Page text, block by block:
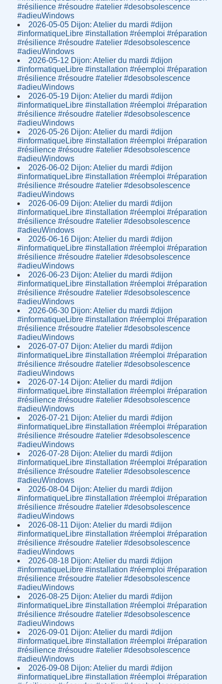
#résilience #résoudre #atelier #desobsolescence
#adieuWindows
2026-05-05 Dijon: Atelier du mardi #dijon
#informatiqueLibre #installation #réemploi #réparation
#résilience #résoudre #atelier #desobsolescence
#adieuWindows
2026-05-12 Dijon: Atelier du mardi #dijon
#informatiqueLibre #installation #réemploi #réparation
#résilience #résoudre #atelier #desobsolescence
#adieuWindows
2026-05-19 Dijon: Atelier du mardi #dijon
#informatiqueLibre #installation #réemploi #réparation
#résilience #résoudre #atelier #desobsolescence
#adieuWindows
2026-05-26 Dijon: Atelier du mardi #dijon
#informatiqueLibre #installation #réemploi #réparation
#résilience #résoudre #atelier #desobsolescence
#adieuWindows
2026-06-02 Dijon: Atelier du mardi #dijon
#informatiqueLibre #installation #réemploi #réparation
#résilience #résoudre #atelier #desobsolescence
#adieuWindows
2026-06-09 Dijon: Atelier du mardi #dijon
#informatiqueLibre #installation #réemploi #réparation
#résilience #résoudre #atelier #desobsolescence
#adieuWindows
2026-06-16 Dijon: Atelier du mardi #dijon
#informatiqueLibre #installation #réemploi #réparation
#résilience #résoudre #atelier #desobsolescence
#adieuWindows
2026-06-23 Dijon: Atelier du mardi #dijon
#informatiqueLibre #installation #réemploi #réparation
#résilience #résoudre #atelier #desobsolescence
#adieuWindows
2026-06-30 Dijon: Atelier du mardi #dijon
#informatiqueLibre #installation #réemploi #réparation
#résilience #résoudre #atelier #desobsolescence
#adieuWindows
2026-07-07 Dijon: Atelier du mardi #dijon
#informatiqueLibre #installation #réemploi #réparation
#résilience #résoudre #atelier #desobsolescence
#adieuWindows
2026-07-14 Dijon: Atelier du mardi #dijon
#informatiqueLibre #installation #réemploi #réparation
#résilience #résoudre #atelier #desobsolescence
#adieuWindows
2026-07-21 Dijon: Atelier du mardi #dijon
#informatiqueLibre #installation #réemploi #réparation
#résilience #résoudre #atelier #desobsolescence
#adieuWindows
2026-07-28 Dijon: Atelier du mardi #dijon
#informatiqueLibre #installation #réemploi #réparation
#résilience #résoudre #atelier #desobsolescence
#adieuWindows
2026-08-04 Dijon: Atelier du mardi #dijon
#informatiqueLibre #installation #réemploi #réparation
#résilience #résoudre #atelier #desobsolescence
#adieuWindows
2026-08-11 Dijon: Atelier du mardi #dijon
#informatiqueLibre #installation #réemploi #réparation
#résilience #résoudre #atelier #desobsolescence
#adieuWindows
2026-08-18 Dijon: Atelier du mardi #dijon
#informatiqueLibre #installation #réemploi #réparation
#résilience #résoudre #atelier #desobsolescence
#adieuWindows
2026-08-25 Dijon: Atelier du mardi #dijon
#informatiqueLibre #installation #réemploi #réparation
#résilience #résoudre #atelier #desobsolescence
#adieuWindows
2026-09-01 Dijon: Atelier du mardi #dijon
#informatiqueLibre #installation #réemploi #réparation
#résilience #résoudre #atelier #desobsolescence
#adieuWindows
2026-09-08 Dijon: Atelier du mardi #dijon
#informatiqueLibre #installation #réemploi #réparation